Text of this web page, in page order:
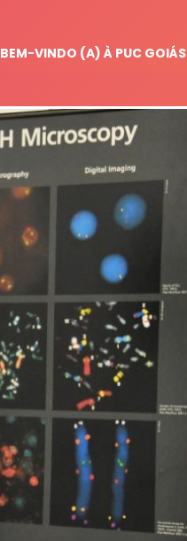
BEM-VINDO (A) À PUC GOIÁS